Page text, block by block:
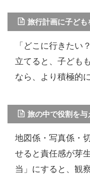
旅行計画に子ども
「どこに行きたい
立てると、子ども
なら、より積極的
旅の中で役割を与
地図係・写真係・
せると責任感が芽
当」にすると、観